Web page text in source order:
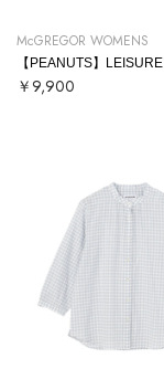
McGREGOR WOMENS
￥9,900